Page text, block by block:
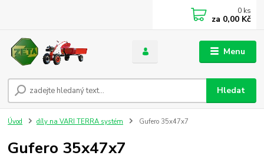
Menu
Hledat
0 ks
za 0,00 Kč
Úvod díly na VARI TERRA systém Gufero 35x47x7
Gufero 35x47x7